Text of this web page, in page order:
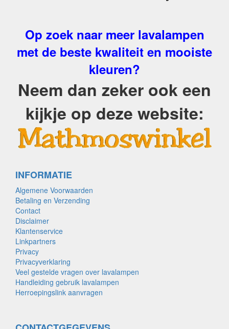
Op zoek naar meer lavalampen
met de beste kwaliteit en mooiste
kleuren?
Neem dan zeker ook een
kijkje op deze website:
INFORMATIE
Algemene Voorwaarden
Betaling en Verzending
Contact
Disclaimer
Klantenservice
Linkpartners
Privacy
Privacyverklaring
Veel gestelde vragen over lavalampen
Handleiding gebruik lavalampen
Herroepingslink aanvragen